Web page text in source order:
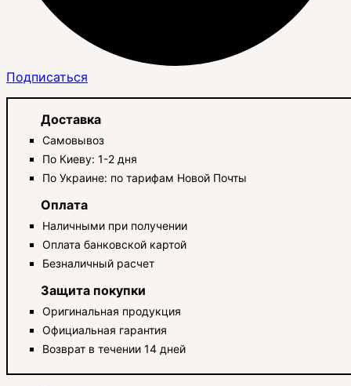
Подписаться
Доставка
Самовывоз
По Киеву: 1-2 дня
По Украине: по тарифам Новой Почты
Оплата
Наличными при получении
Оплата банковской картой
Безналичный расчет
Защита покупки
Оригинальная продукция
Официальная гарантия
Возврат в течении 14 дней